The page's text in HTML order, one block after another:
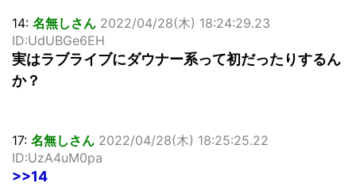
14: 名無しさん 2022/04/28(木) 18:24:29.23
ID:UdUBGe6EH
実はラブライブにダウナー系って初だったりするん
か？
17: 名無しさん 2022/04/28(木) 18:25:25.22
ID:UzA4uM0pa
>>14